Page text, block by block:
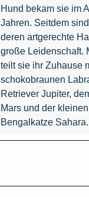
Hund bekam sie im
Jahren. Seitdem
deren artgerechte
große Leidenschaft.
teilt sie ihr Zuhause
schokobraunen
Retriever Jupiter,
Mars und der kleinen
Bengalkatze Sahara.